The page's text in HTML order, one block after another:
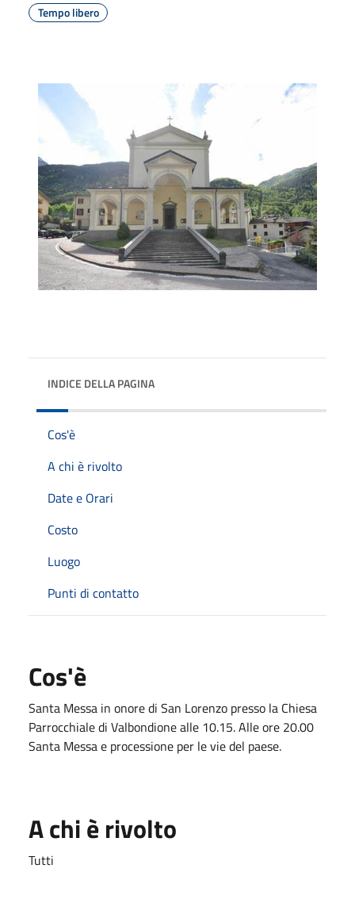
Tempo libero
INDICE DELLA PAGINA
Cos'è
A chi è rivolto
Date e Orari
Costo
Luogo
Punti di contatto
Cos'è
Santa Messa in onore di San Lorenzo presso la Chiesa
Parrocchiale di Valbondione alle 10.15. Alle ore 20.00
Santa Messa e processione per le vie del paese.
A chi è rivolto
Tutti